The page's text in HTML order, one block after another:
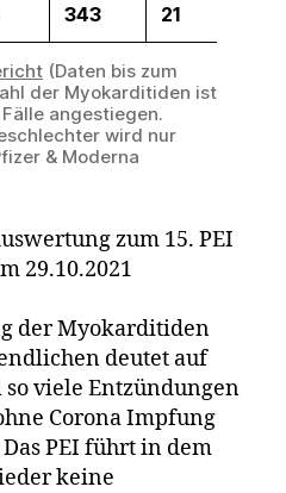
343 21
(Daten bis zum
der Myokarditiden ist
angestiegen.
wird nur
& Moderna
zum 15. PEI
29.10.2021
der Myokarditiden
deutet auf
viele Entzündungen
Corona Impfung
PEI führt in dem
keine